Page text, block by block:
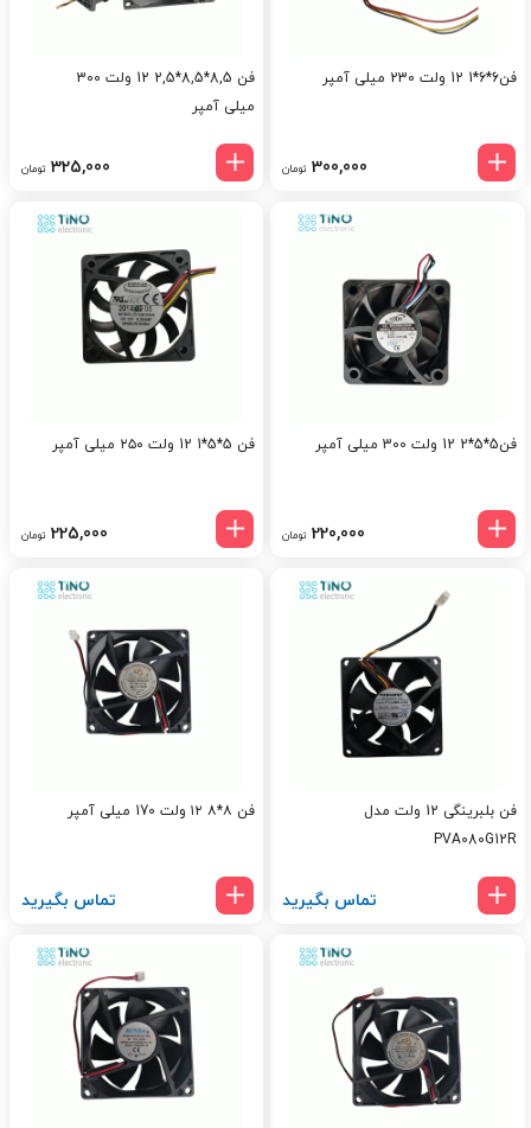
فن6*6*1 12 ولت 230 میلی آمپر
300,000 تومان
فن 8,5*8,5*2,5 12 ولت 300
میلی آمپر
325,000 تومان
فن5*5*2 12 ولت 300 میلی آمپر
220,000 تومان
فن 5*5*1 12 ولت ۲۵۰ میلی آمپر
225,000 تومان
فن بلبرینگی 12 ولت مدل
PVA080G12R
تماس بگیرید
فن ۸*۸ ۱۲ ولت 170 میلی آمپر
تماس بگیرید